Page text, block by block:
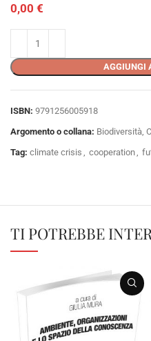
0,00 €
AGGIUNGI
ISBN: 9791256005918
Argomento o collana: Biodiversità,
Tag: climate crisis cooperation
TI POTREBBE